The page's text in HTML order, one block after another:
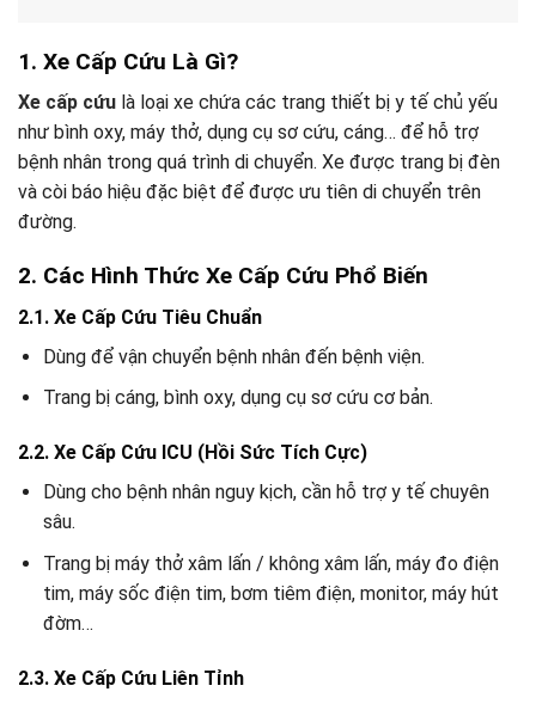
1. Xe Cấp Cứu Là Gì?
Xe cấp cứu là loại xe chứa các trang thiết bị y tế chủ yếu
như bình oxy, máy thở, dụng cụ sơ cứu, cáng… để hỗ trợ
bệnh nhân trong quá trình di chuyển. Xe được trang bị đèn
và còi báo hiệu đặc biệt để được ưu tiên di chuyển trên
đường.
2. Các Hình Thức Xe Cấp Cứu Phổ Biến
2.1. Xe Cấp Cứu Tiêu Chuẩn
Dùng để vận chuyển bệnh nhân đến bệnh viện.
Trang bị cáng, bình oxy, dụng cụ sơ cứu cơ bản.
2.2. Xe Cấp Cứu ICU (Hồi Sức Tích Cực)
Dùng cho bệnh nhân nguy kịch, cần hỗ trợ y tế chuyên
sâu.
Trang bị máy thở xâm lấn / không xâm lấn, máy đo điện
tim, máy sốc điện tim, bơm tiêm điện, monitor, máy hút
đờm…
2.3. Xe Cấp Cứu Liên Tỉnh